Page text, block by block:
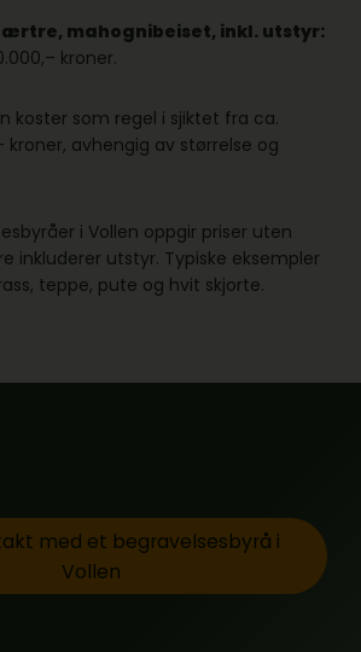
mahognibeiset, inkl. utstyr:
kroner.
koster som regel i sjiktet fra ca.
kroner, avhengig av størrelse og
i Vollen oppgir priser uten
inkluderer utstyr. Typiske eksempler
teppe, pute og hvit skjorte.
med et begravelsesbyrå i
Vollen